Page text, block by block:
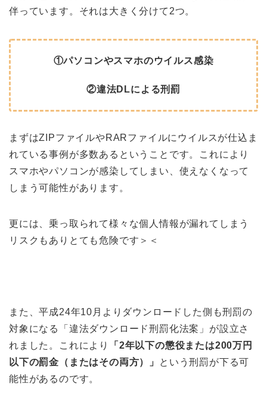
伴っています。それは大きく分けて2つ。
①パソコンやスマホのウイルス感染
②違法DLによる刑罰
まずはZIPファイルやRARファイルにウイルスが仕込ま
れている事例が多数あるということです。これにより
スマホやパソコンが感染してしまい、使えなくなって
しまう可能性があります。
更には、乗っ取られて様々な個人情報が漏れてしまう
リスクもありとても危険です＞＜
また、平成24年10月よりダウンロードした側も刑罰の
対象になる「違法ダウンロード刑罰化法案」が設立さ
れました。これにより
「2年以下の懲役または200万円
以下の罰金（またはその両方）」
という刑罰が下る可
能性があるのです。